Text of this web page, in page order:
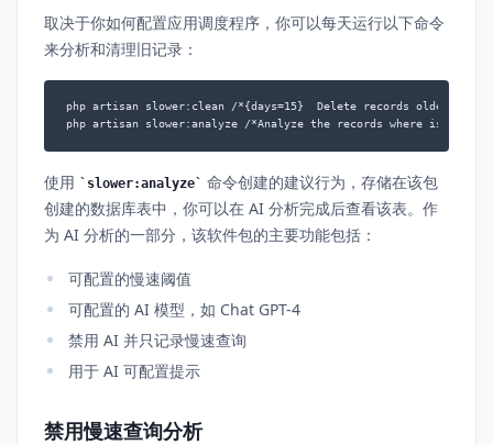
取决于你如何配置应用调度程序，你可以每天运行以下命令
来分析和清理旧记录：
php artisan slower:clean /*{days=15}  Delete records older than
php artisan slower:analyze /*Analyze the records where
使用 slower:analyze
命令创建的建议行为，存储在该包
创建的数据库表中，你可以在 AI 分析完成后查看该表。作
为 AI 分析的一部分，该软件包的主要功能包括：
可配置的慢速阈值
可配置的 AI 模型，如 Chat GPT-4
禁用 AI 并只记录慢速查询
用于 AI 可配置提示
禁用慢速查询分析